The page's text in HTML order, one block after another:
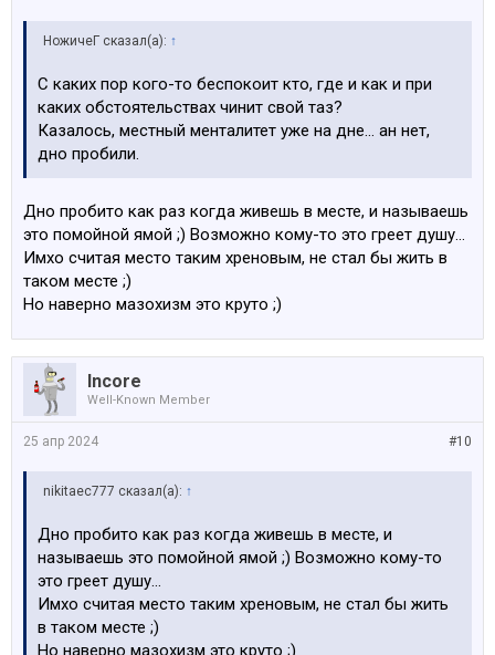
НожичеГ сказал(а): ↑
С каких пор кого-то беспокоит кто, где и как и при
каких обстоятельствах чинит свой таз?
Казалось, местный менталитет уже на дне... ан нет,
дно пробили.
Дно пробито как раз когда живешь в месте, и называешь
это помойной ямой ;) Возможно кому-то это греет душу…
Имхо считая место таким хреновым, не стал бы жить в
таком месте ;)
Но наверно мазохизм это круто ;)
Incore
Well-Known Member
#10
25 апр 2024
nikitaec777 сказал(а): ↑
Дно пробито как раз когда живешь в месте, и
называешь это помойной ямой ;) Возможно кому-то
это греет душу…
Имхо считая место таким хреновым, не стал бы жить
в таком месте ;)
Но наверно мазохизм это круто ;)